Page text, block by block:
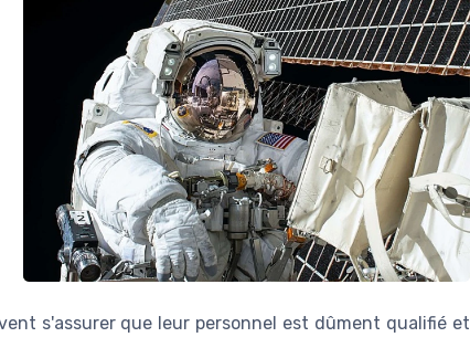
s'assurer que leur personnel est dûment qualifié et